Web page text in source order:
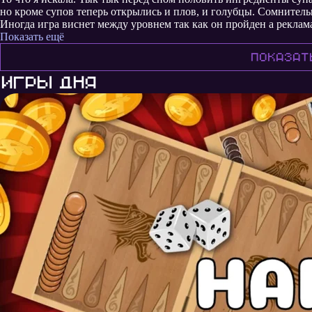
но кроме супов теперь открылись и плов, и голубцы.
Иногда игра виснет между уровнем так как он пройден а
загрузиться, но я просто заново открываю её. П.с. рейтинг не
Показать ещё
Игры дня